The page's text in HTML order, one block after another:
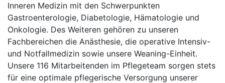
Inneren Medizin mit den Schwerpunkten
Gastroenterologie, Diabetologie, Hämatologie und
Onkologie. Des Weiteren gehören zu unseren
Fachbereichen die Anästhesie, die operative Intensiv-
und Notfallmedizin sowie unsere Weaning-Einheit.
Unsere 116 Mitarbeitenden im Pflegeteam sorgen stets
für eine optimale pflegerische Versorgung unserer